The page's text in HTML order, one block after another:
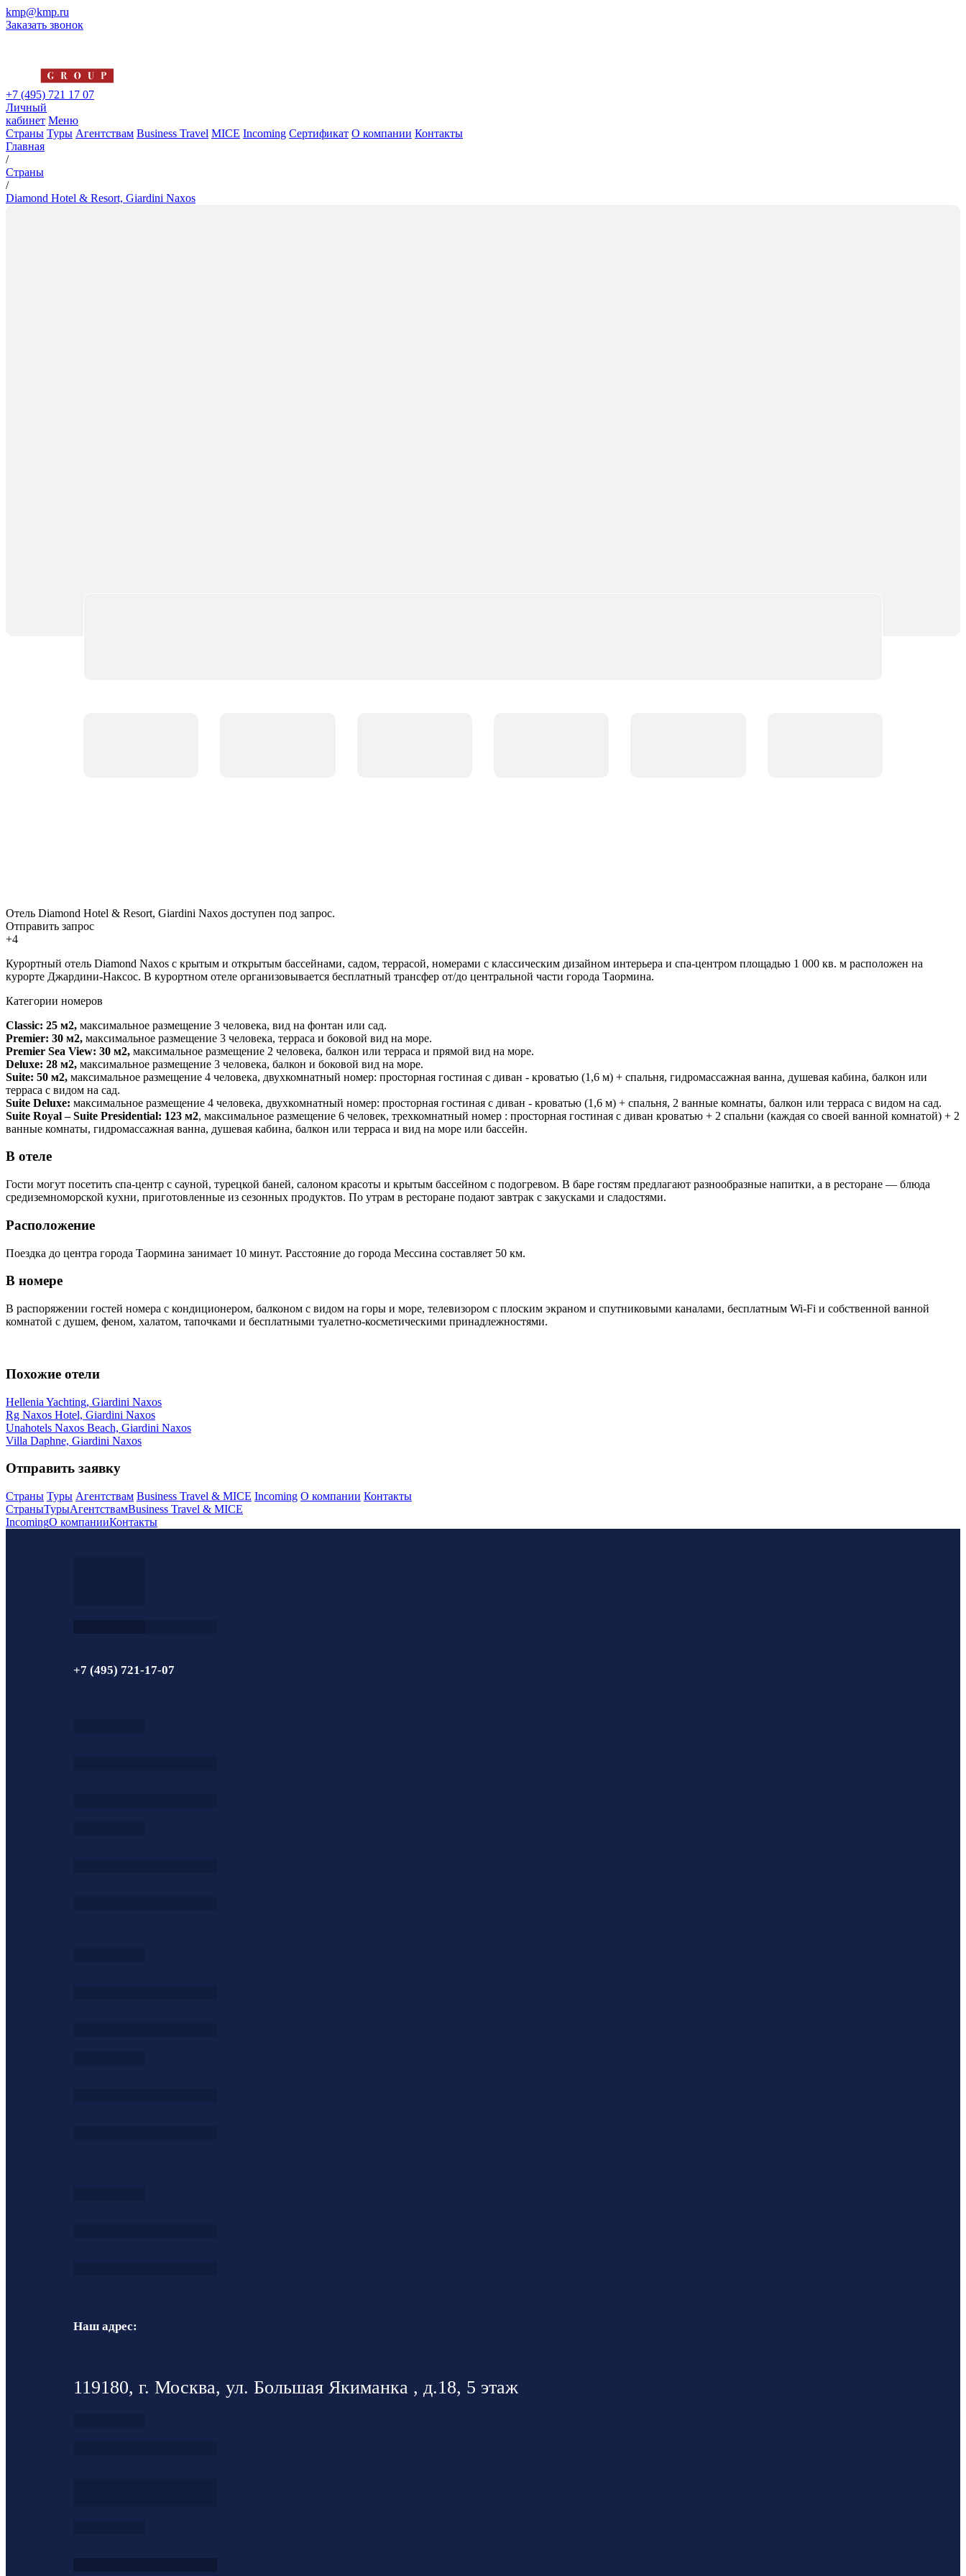
kmp@kmp.ru
Заказать звонок
+7 (495) 721 17 07
Личный
кабинет Меню
Страны Туры Агентствам Business Travel MICE Incoming Сертификат О компании Контакты
Главная
/
Страны
/
Diamond Hotel & Resort, Giardini Naxos
Отель Diamond Hotel & Resort, Giardini Naxos доступен под запрос.
Отправить запрос
+4
Курортный отель Diamond Naxos с крытым и открытым бассейнами, садом, террасой, номерами с классическим дизайном интерьера и спа-центром площадью 1 000 кв. м расположен на
курорте Джардини-Наксос. В курортном отеле организовывается бесплатный трансфер от/до центральной части города Таормина.
Категории номеров
Classic: 25 м2, максимальное размещение 3 человека, вид на фонтан или сад.
Premier: 30 м2, максимальное размещение 3 человека, терраса и боковой вид на море.
Premier Sea View: 30 м2, максимальное размещение 2 человека, балкон или терраса и прямой вид на море.
Deluxe: 28 м2, максимальное размещение 3 человека, балкон и боковой вид на море.
Suite: 50 м2, максимальное размещение 4 человека, двухкомнатный номер: просторная гостиная с диван - кроватью (1,6 м) + спальня, гидромассажная ванна, душевая кабина, балкон или
терраса с видом на сад.
Suite Deluxe: максимальное размещение 4 человека, двухкомнатный номер: просторная гостиная с диван - кроватью (1,6 м) + спальня, 2 ванные комнаты, балкон или терраса с видом на сад.
Suite Royal – Suite Presidential: 123 м2, максимальное размещение 6 человек, трехкомнатный номер : просторная гостиная с диван кроватью + 2 спальни (каждая со своей ванной комнатой) + 2
ванные комнаты, гидромассажная ванна, душевая кабина, балкон или терраса и вид на море или бассейн.
В отеле
Гости могут посетить спа-центр с сауной, турецкой баней, салоном красоты и крытым бассейном с подогревом. В баре гостям предлагают разнообразные напитки, а в ресторане — блюда
средиземноморской кухни, приготовленные из сезонных продуктов. По утрам в ресторане подают завтрак с закусками и сладостями.
Расположение
Поездка до центра города Таормина занимает 10 минут. Расстояние до города Мессина составляет 50 км.
В номере
В распоряжении гостей номера с кондиционером, балконом с видом на горы и море, телевизором с плоским экраном и спутниковыми каналами, бесплатным Wi-Fi и собственной ванной
комнатой с душем, феном, халатом, тапочками и бесплатными туалетно-косметическими принадлежностями.
Похожие отели
Hellenia Yachting, Giardini Naxos
Rg Naxos Hotel, Giardini Naxos
Unahotels Naxos Beach, Giardini Naxos
Villa Daphne, Giardini Naxos
Отправить заявку
Страны Туры Агентствам Business Travel & MICE Incoming О компании Контакты
СтраныТурыАгентствамBusiness Travel & MICE
IncomingО компанииКонтакты
+7 (495) 721-17-07
Наш адрес:
119180, г. Москва, ул. Большая Якиманка , д.18, 5 этаж